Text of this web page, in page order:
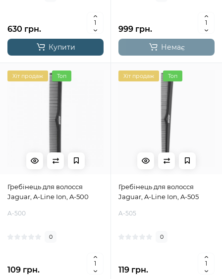
630 грн.
Купити
999 грн.
Немає
Хіт продаж Топ
Гребінець для волосся
Jaguar, A-Line Ion, A-500
A-500
0
109 грн.
Хіт продаж Топ
Гребінець для волосся
Jaguar, A-Line Ion, A-505
A-505
0
119 грн.